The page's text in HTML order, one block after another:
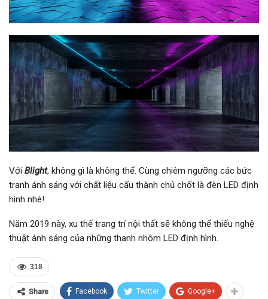
Với Blight, không gì là không thể. Cùng chiêm ngưỡng các bức
tranh ánh sáng với chất liệu cấu thành chủ chốt là đèn LED định
hình nhé!
Năm 2019 này, xu thế trang trí nội thất sẽ không thể thiếu nghệ
thuật ánh sáng của những thanh nhôm LED định hình.
318
Share Facebook Twitter Google+